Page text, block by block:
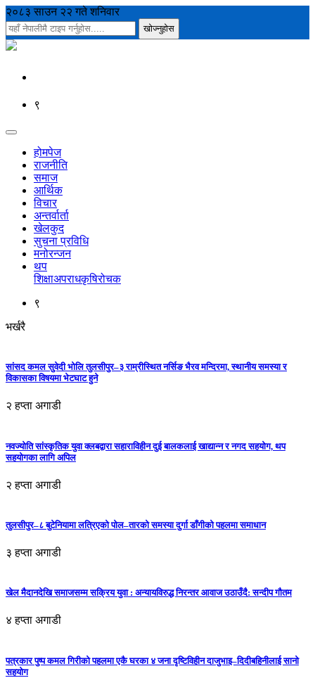
२०८३ साउन २२ गते शनिवार
९
होमपेज
राजनीति
समाज
आर्थिक
विचार
अन्तर्वार्ता
खेलकुद
सुचना प्रविधि
मनोरन्जन
थप
शिक्षाअपराधकृषिरोचक
९
भर्खरै
सांसद कमल सुवेदी भोलि तुलसीपुर–३ राम्रीस्थित नर्सिङ भैरव मन्दिरमा, स्थानीय समस्या र
विकासका विषयमा भेटघाट हुने
२ हप्ता अगाडी
नवज्योति सांस्कृतिक युवा क्लबद्वारा सहाराविहीन दुई बालकलाई खाद्यान्न र नगद सहयोग, थप
सहयोगका लागि अपिल
२ हप्ता अगाडी
तुलसीपुर–८ बुटेनियामा लत्रिएको पोल–तारको समस्या दुर्गा डाँगीको पहलमा समाधान
३ हप्ता अगाडी
खेल मैदानदेखि समाजसम्म सक्रिय युवा : अन्यायविरुद्ध निरन्तर आवाज उठाउँदै: सन्दीप गौतम
४ हप्ता अगाडी
पत्रकार पुष्प कमल गिरीको पहलमा एकै घरका ४ जना दृष्टिविहीन दाजुभाइ–दिदीबहिनीलाई सानो
सहयोग